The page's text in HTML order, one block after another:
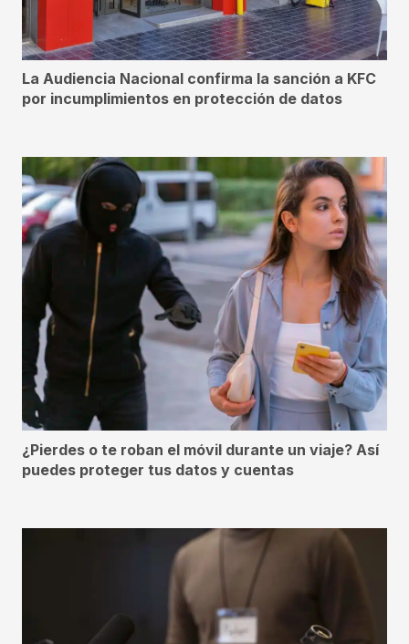
La Audiencia Nacional confirma la sanción a KFC
por incumplimientos en protección de datos
¿Pierdes o te roban el móvil durante un viaje? Así
puedes proteger tus datos y cuentas